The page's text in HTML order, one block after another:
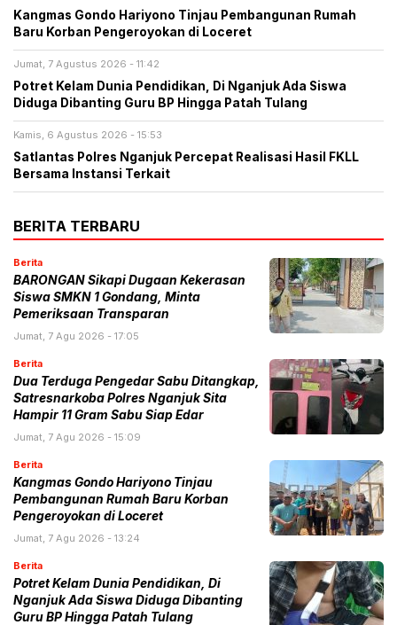
Kangmas Gondo Hariyono Tinjau Pembangunan Rumah
Baru Korban Pengeroyokan di Loceret
Jumat, 7 Agustus 2026 - 11:42
Potret Kelam Dunia Pendidikan, Di Nganjuk Ada Siswa
Diduga Dibanting Guru BP Hingga Patah Tulang
Kamis, 6 Agustus 2026 - 15:53
Satlantas Polres Nganjuk Percepat Realisasi Hasil FKLL
Bersama Instansi Terkait
BERITA TERBARU
Berita
BARONGAN Sikapi Dugaan Kekerasan
Siswa SMKN 1 Gondang, Minta
Pemeriksaan Transparan
Jumat, 7 Agu 2026 - 17:05
Berita
Dua Terduga Pengedar Sabu Ditangkap,
Satresnarkoba Polres Nganjuk Sita
Hampir 11 Gram Sabu Siap Edar
Jumat, 7 Agu 2026 - 15:09
Berita
Kangmas Gondo Hariyono Tinjau
Pembangunan Rumah Baru Korban
Pengeroyokan di Loceret
Jumat, 7 Agu 2026 - 13:24
Berita
Potret Kelam Dunia Pendidikan, Di
Nganjuk Ada Siswa Diduga Dibanting
Guru BP Hingga Patah Tulang